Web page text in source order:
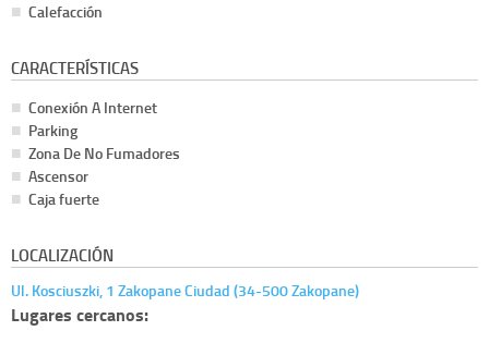
Calefacción
CARACTERÍSTICAS
Conexión A Internet
Parking
Zona De No Fumadores
Ascensor
Caja fuerte
LOCALIZACIÓN
Ul. Kosciuszki, 1 Zakopane Ciudad (34-500 Zakopane)
Lugares cercanos: